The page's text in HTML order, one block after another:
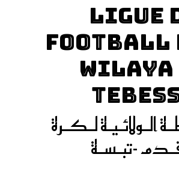
LIGUE
FOOTBALL
WILAYA
الـولائـيـة لـكـرة
-تبـسـة